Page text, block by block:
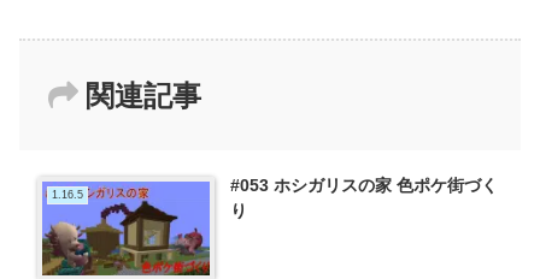
関連記事
1.16.5
#053 ホシガリスの家 色ポケ街づく
り